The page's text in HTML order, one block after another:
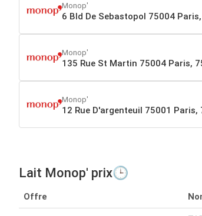
Monop'
6 Bld De Sebastopol 75004
Monop'
135 Rue St Martin 75004 Paris,
Monop'
12 Rue D'argenteuil 75001 Paris,
Lait Monop' prix🕒
Offre